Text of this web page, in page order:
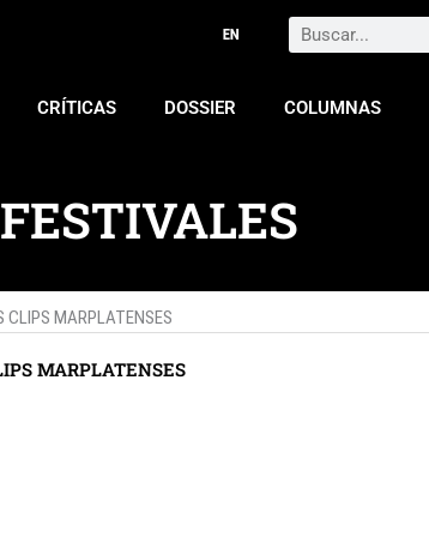
Search
CRÍTICAS DOSSIER COLUMNAS
CLIPS MARPLATENSES
MARPLATENSES